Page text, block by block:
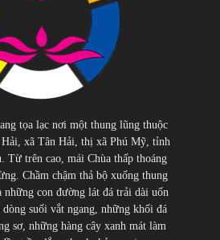
tọa lạc nơi một thung lũng thuộc
xã Tân Hải, thị xã Phú Mỹ, tỉnh
Từ trên cao, mái Chùa thấp thoáng
Chầm chậm thả bộ xuống thung
những con đường lát đá trải dài uốn
suối vắt ngang, những khối đá
sơ, những hàng cây xanh mát làm